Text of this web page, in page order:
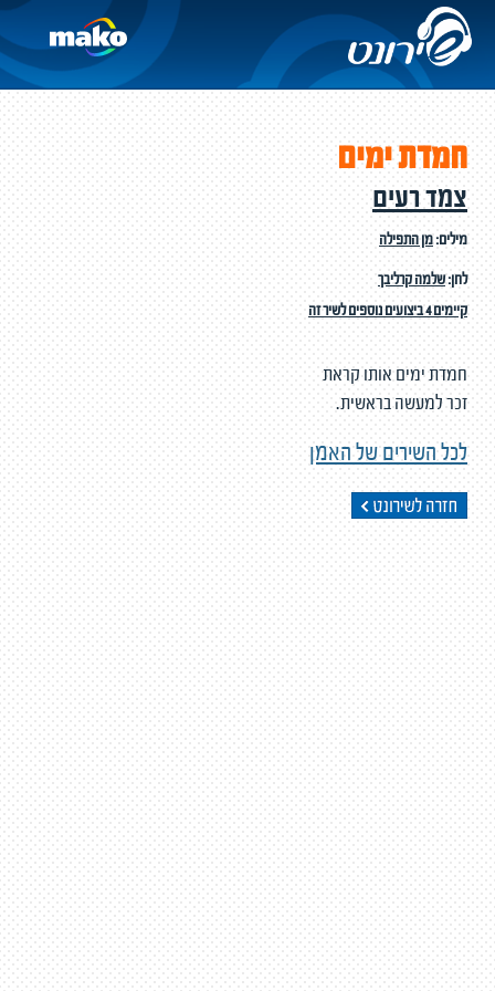
חמדת ימים
צמד רעים
מילים:מן התפילה
לחן:שלמה קרליבך
קיימים 4 ביצועים נוספים לשיר זה
חמדת ימים אותו קראת
זכר למעשה בראשית.
לכל השירים של האמן